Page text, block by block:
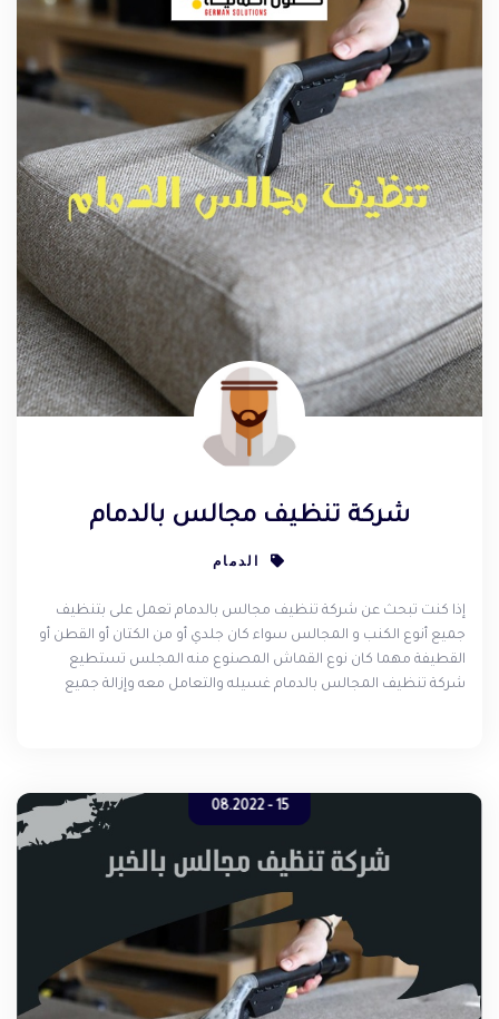
شركة تنظيف مجالس بالدمام
الدمام
إذا كنت تبحث عن شركة تنظيف مجالس بالدمام تعمل على بتنظيف
جميع أنوع الكنب و المجالس سواء كان جلدي أو من الكتان أو القطن أو
القطيفة مهما كان نوع القماش المصنوع منه المجلس تستطيع
شركة تنظيف المجالس بالدمام غسيله والتعامل معه وإزالة جميع
15 - 08.2022